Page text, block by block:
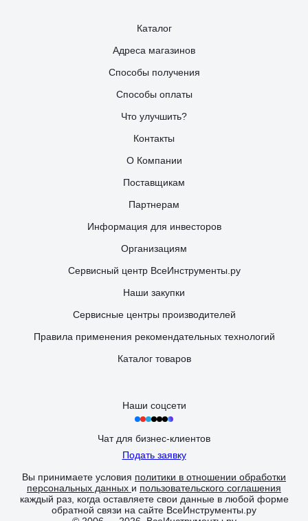
Каталог
Адреса магазинов
Способы получения
Способы оплаты
Что улучшить?
Контакты
О Компании
Поставщикам
Партнерам
Информация для инвесторов
Организациям
Сервисный центр ВсеИнструменты.ру
Наши закупки
Сервисные центры производителей
Правила применения рекомендательных технологий
Каталог товаров
Наши соцсети
Чат для бизнес-клиентов
Подать заявку
Вы принимаете условия политики в отношении обработки
персональных данных и пользовательского соглашения
каждый раз, когда оставляете свои данные в любой форме
обратной связи на сайте ВсеИнструменты.ру